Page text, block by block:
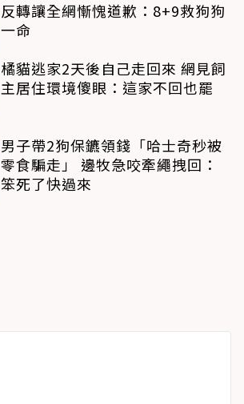
反轉讓全網慚愧道歉：8+9救狗狗
一命
橘貓逃家2天後自己走回來 網見飼
主居住環境傻眼：這家不回也罷
男子帶2狗保鑣領錢「哈士奇秒被
零食騙走」 邊牧急咬牽繩拽回：
笨死了快過來